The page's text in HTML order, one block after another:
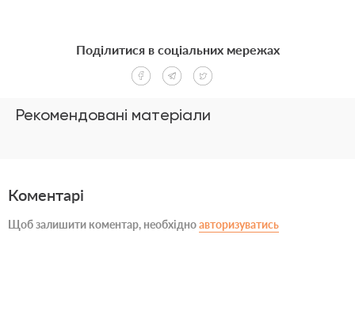
Рекомендовані матеріали
Поділитися в соціальних мережах
Коментарі
Щоб залишити коментар, необхідноавторизуватись